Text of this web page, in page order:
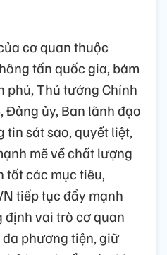
cơ quan thuộc
tấn quốc gia, bám
phủ, Thủ tướng Chính
Đảng ủy, Ban lãnh đạo
tin sát sao, quyết liệt,
mẽ về chất lượng
tốt các mục tiêu,
tiếp tục đẩy mạnh
định vai trò cơ quan
phương tiện, giữ